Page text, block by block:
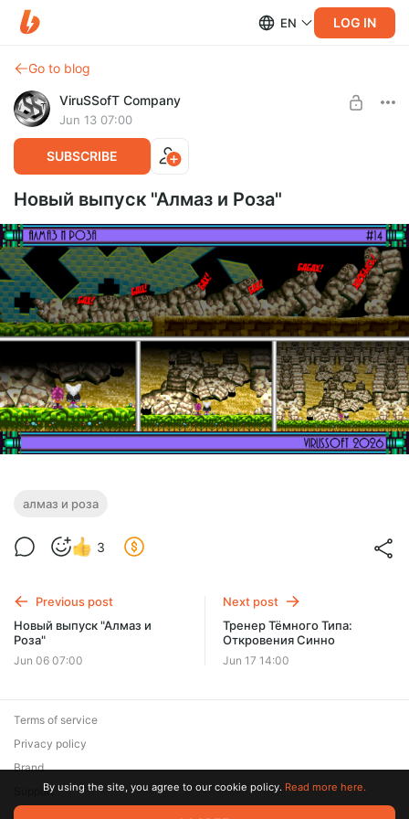
EN LOG IN
Go to blog
ViruSSofT Company
Jun 13 07:00
SUBSCRIBE
Новый выпуск "Алмаз и Роза"
алмаз и роза
3
Previous post
Новый выпуск "Алмаз и
Роза"
Jun 06 07:00
Next post
Тренер Тёмного Типа:
Откровения Синно
Jun 17 14:00
Terms of service
Privacy policy
Brand
SupportBy using the site, you agree to our cookie policy. Read more here.